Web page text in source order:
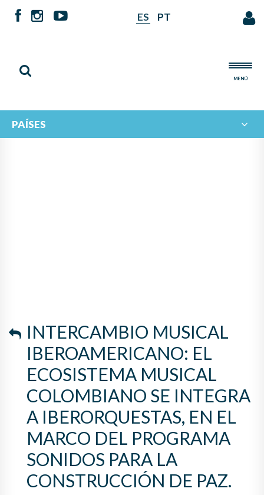
ES PT
MENÚ
PAÍSES
MARCO DEL PROGRAMA
SONIDOS PARA LA
CONSTRUCCIÓN DE PAZ.
INTERCAMBIO MUSICAL
IBEROAMERICANO: EL
ECOSISTEMA MUSICAL
COLOMBIANO SE INTEGRA
A IBERORQUESTAS, EN EL
MARCO DEL PROGRAMA
SONIDOS PARA LA
CONSTRUCCIÓN DE PAZ.